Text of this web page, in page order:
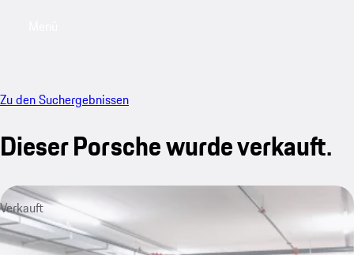
Zu den Suchergebnissen
Dieser Porsche wurde verkauft.
Verkauft